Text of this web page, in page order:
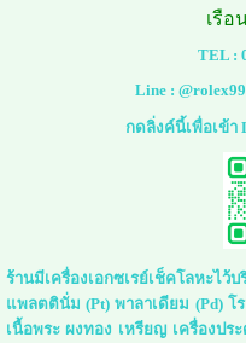
เรือ
TEL :
Line :@rolex99
กดลิ่งค์นี้เพื่อเข้า
ร้านมีเครื่องเอกซเรย์เช็คโลหะไ
แพลตตินั่ม (Pt) พาลาเดียม (Pd) โ
เนื้อพระ ผงทอง เหรียญ เครื่องป